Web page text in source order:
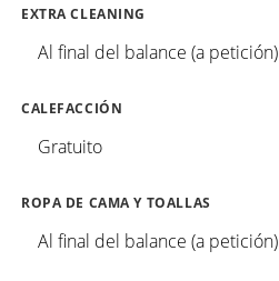
EXTRA CLEANING
Al final del balance (a petición)
CALEFACCIÓN
Gratuito
ROPA DE CAMA Y TOALLAS
Al final del balance (a petición)